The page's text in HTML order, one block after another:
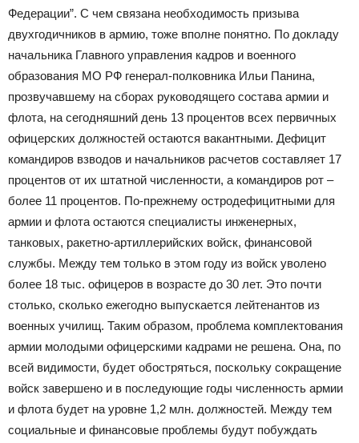
Федерации”. С чем связана необходимость призыва
двухгодичников в армию, тоже вполне понятно. По докладу
начальника Главного управления кадров и военного
образования МО РФ генерал-полковника Ильи Панина,
прозвучавшему на сборах руководящего состава армии и
флота, на сегодняшний день 13 процентов всех первичных
офицерских должностей остаются вакантными. Дефицит
командиров взводов и начальников расчетов составляет 17
процентов от их штатной численности, а командиров рот –
более 11 процентов. По-прежнему остродефицитными для
армии и флота остаются специалисты инженерных,
танковых, ракетно-артиллерийских войск, финансовой
службы. Между тем только в этом году из войск уволено
более 18 тыс. офицеров в возрасте до 30 лет. Это почти
столько, сколько ежегодно выпускается лейтенантов из
военных училищ. Таким образом, проблема комплектования
армии молодыми офицерскими кадрами не решена. Она, по
всей видимости, будет обостряться, поскольку сокращение
войск завершено и в последующие годы численность армии
и флота будет на уровне 1,2 млн. должностей. Между тем
социальные и финансовые проблемы будут побуждать